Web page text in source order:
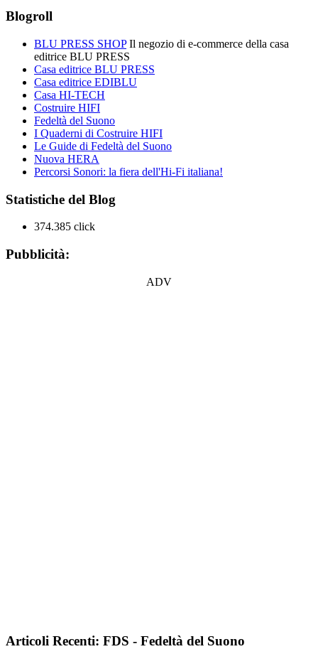
Blogroll
BLU PRESS SHOPIl negozio di e-commerce della casa
editrice BLU PRESS
Casa editrice BLU PRESS
Casa editrice EDIBLU
Casa HI-TECH
Costruire HIFI
Fedeltà del Suono
I Quaderni di Costruire HIFI
Le Guide di Fedeltà del Suono
Nuova HERA
Percorsi Sonori: la fiera dell'Hi-Fi italiana!
Statistiche del Blog
374.385 click
Pubblicità:
ADV
Articoli Recenti: FDS - Fedeltà del Suono